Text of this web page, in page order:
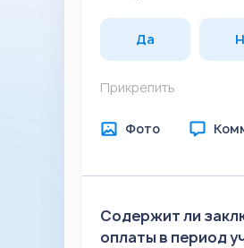
Да
Прикрепить
Фото
Содержит ли
оплаты в период